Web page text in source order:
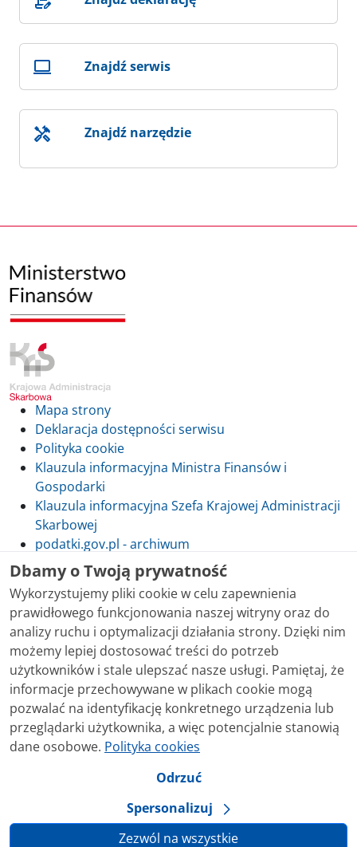
rozpocząć rozmowę!
Znajdź serwis
Znajdź narzędzie
Mapa strony
Deklaracja dostępności serwisu
Polityka cookie
Klauzula informacyjna Ministra Finansów i
Gospodarki
Klauzula informacyjna Szefa Krajowej Administracji
Skarbowej
podatki.gov.pl - archiwum
Skontaktuj się z nami
Treści zamieszczone w serwisie udostępniamy
bezpłatnie. Korzystanie z treści opublikowanych w
serwisie podatki.gov.pl, niezależnie od celu i sposobu
korzystania, nie wymaga zgody Ministerstwa Finansów.
Treści znaczone w serwisie jako treści będące
przedmiotem praw autorskich, o ile nie jest to
stwierdzone inaczej, są udostępniane na licencji
Dbamy o Twoją prywatność
Wykorzystujemy pliki cookie w celu zapewnienia
prawidłowego funkcjonowania naszej witryny oraz do
analizy ruchu i optymalizacji działania strony. Dzięki nim
możemy lepiej dostosować treści do potrzeb
użytkowników i stale ulepszać nasze usługi. Pamiętaj, że
informacje przechowywane w plikach cookie mogą
pozwalać na identyfikację konkretnego urządzenia lub
przeglądarki użytkownika, a więc potencjalnie stanowią
dane osobowe. Polityka cookies
Odrzuć
Spersonalizuj
Zezwól na wszystkie